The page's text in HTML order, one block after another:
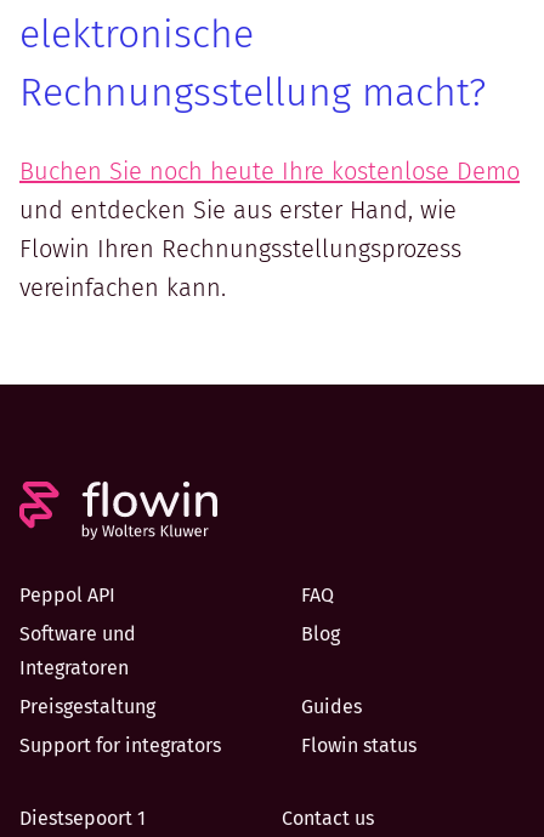
elektronische
Rechnungsstellung macht?
Buchen Sie noch heute Ihre kostenlose Demo
und entdecken Sie aus erster Hand, wie
Flowin Ihren Rechnungsstellungsprozess
vereinfachen kann.
Peppol API
FAQ
Software und
Integratoren
Blog
Preisgestaltung
Guides
Support for integrators
Flowin status
Diestsepoort 1
Contact us